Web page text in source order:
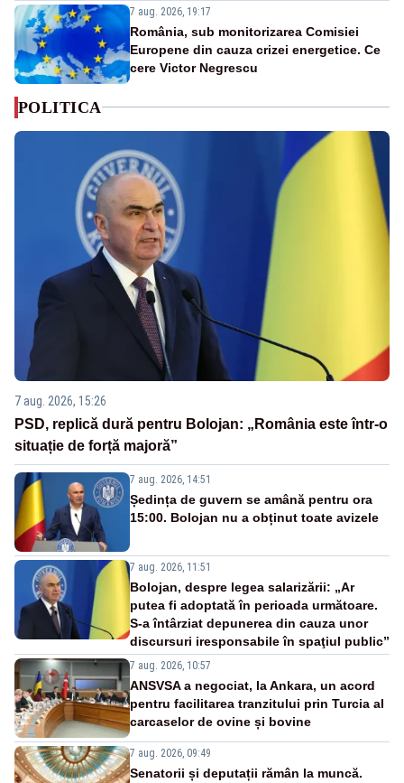
7 aug. 2026, 19:17
România, sub monitorizarea Comisiei
Europene din cauza crizei energetice. Ce
cere Victor Negrescu
POLITICA
7 aug. 2026, 15:26
PSD, replică dură pentru Bolojan: „România este într-o
situație de forță majoră”
7 aug. 2026, 14:51
Ședința de guvern se amână pentru ora
15:00. Bolojan nu a obținut toate avizele
7 aug. 2026, 11:51
Bolojan, despre legea salarizării: „Ar
putea fi adoptată în perioada următoare.
S-a întârziat depunerea din cauza unor
discursuri iresponsabile în spaţiul public”
7 aug. 2026, 10:57
ANSVSA a negociat, la Ankara, un acord
pentru facilitarea tranzitului prin Turcia al
carcaselor de ovine și bovine
7 aug. 2026, 09:49
Senatorii și deputații rămân la muncă.